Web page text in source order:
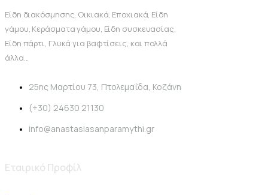
Είδη διακόσμησης, Οικιακά, Εποχιακά, Είδη
γάμου, Κεράσματα γάμου, Είδη συσκευασίας,
Είδη πάρτι, Γλυκά για βαφτίσεις, και πολλά
άλλα...
25ης Μαρτίου 73, Πτολεμαΐδα, Κοζάνη
(+30) 24630 21130
info@anastasiasanparamythi.gr
Εταιρικό Προφίλ